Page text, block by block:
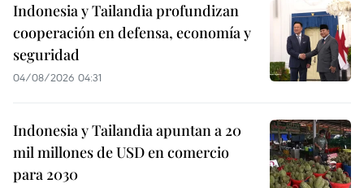
Indonesia y Tailandia profundizan
cooperación en defensa, economía y
seguridad
04/08/2026 04:31
Indonesia y Tailandia apuntan a 20
mil millones de USD en comercio
para 2030